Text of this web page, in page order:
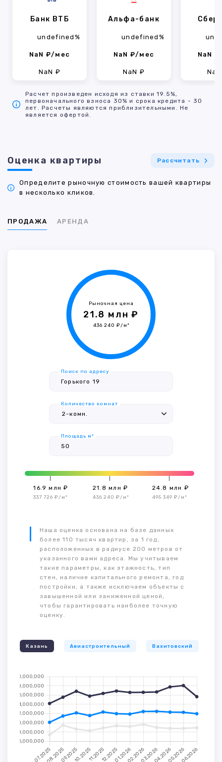
Банк ВТБ
undefined%
NaN ₽/мес
NaN ₽
Альфа-банк
undefined%
NaN ₽/мес
NaN ₽
NaN
Расчет произведен исходя из ставки 19.5%,
первоначального взноса 30% и срока кредита - 30
лет. Расчеты являются приблизительными. Не
является офертой.
Оценка квартиры Рассчитать
Определите рыночную стоимость вашей квартиры
в несколько кликов.
ПРОДАЖА АРЕНДА
Рыночная цена
21.8 млн ₽
436 240 ₽/м²
Поиск по адресу
Количество комнат
Площадь м²
16.9 млн ₽
337 726 ₽/м²
21.8 млн ₽
436 240 ₽/м²
24.8 млн ₽
495 349 ₽/м²
Наша оценка основана на базе данных
более 110 тысяч квартир, за 1 год,
расположенных в радиусе 200 метров от
указанного вами адреса. Мы учитываем
такие параметры, как этажность, тип
стен, наличие капитального ремонта, год
постройки, а также исключаем объекты с
завышенной или заниженной ценой,
чтобы гарантировать наиболее точную
оценку.
Казань Авиастроительный Вахитовский